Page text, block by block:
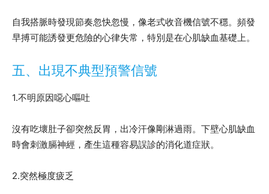
自我搭脈時發現節奏忽快忽慢，像老式收音機信號不穩。頻發
早搏可能誘發更危險的心律失常，特別是在心肌缺血基礎上。
五、出現不典型預警信號
1.不明原因噁心嘔吐
沒有吃壞肚子卻突然反胃，出冷汗像剛淋過雨。下壁心肌缺血
時會刺激膈神經，產生這種容易誤診的消化道症狀。
2.突然極度疲乏